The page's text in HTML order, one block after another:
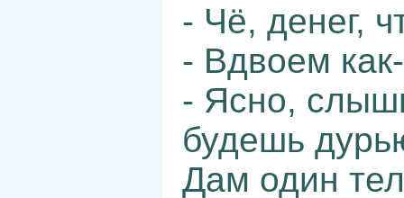
- Чё, денег,
- Вдвоем
- Ясно,
будешь
Дам один